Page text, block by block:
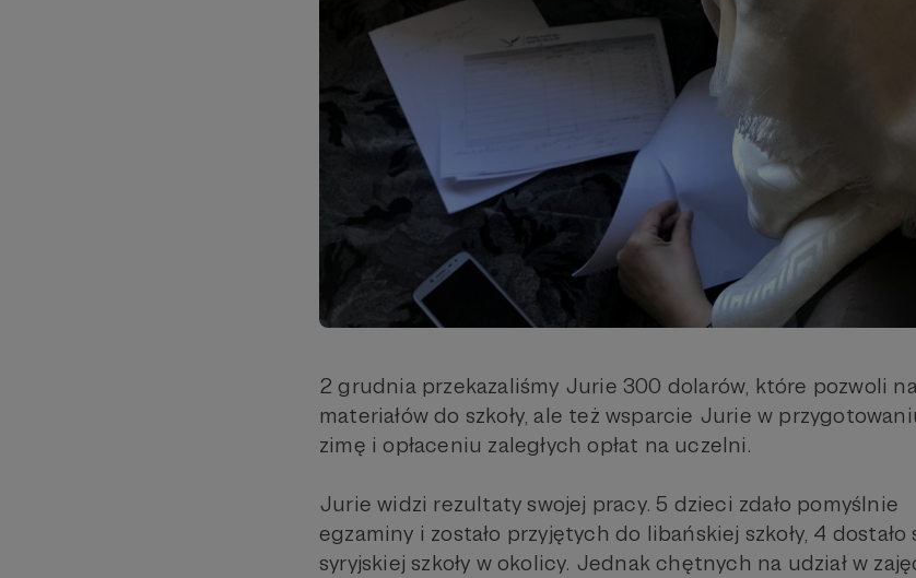
2 grudnia przekazaliśmy Jurie 300 dolarów, które pozwoli
materiałów do szkoły, ale też wsparcie Jurie w
zimę i opłaceniu zaległych opłat na uczelni.
Jurie widzi rezultaty swojej pracy. 5 dzieci zdało pomyślnie
egzaminy i zostało przyjętych do libańskiej szkoły, 4 dostało
syryjskiej szkoły w okolicy. Jednak chętnych na udział w